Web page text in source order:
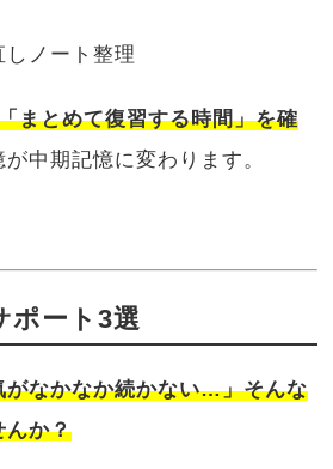
しノート整理
まとめて復習する時間」を確
中期記憶に変わります。
ポート3選
がなかなか続かない…」そんな
んか？